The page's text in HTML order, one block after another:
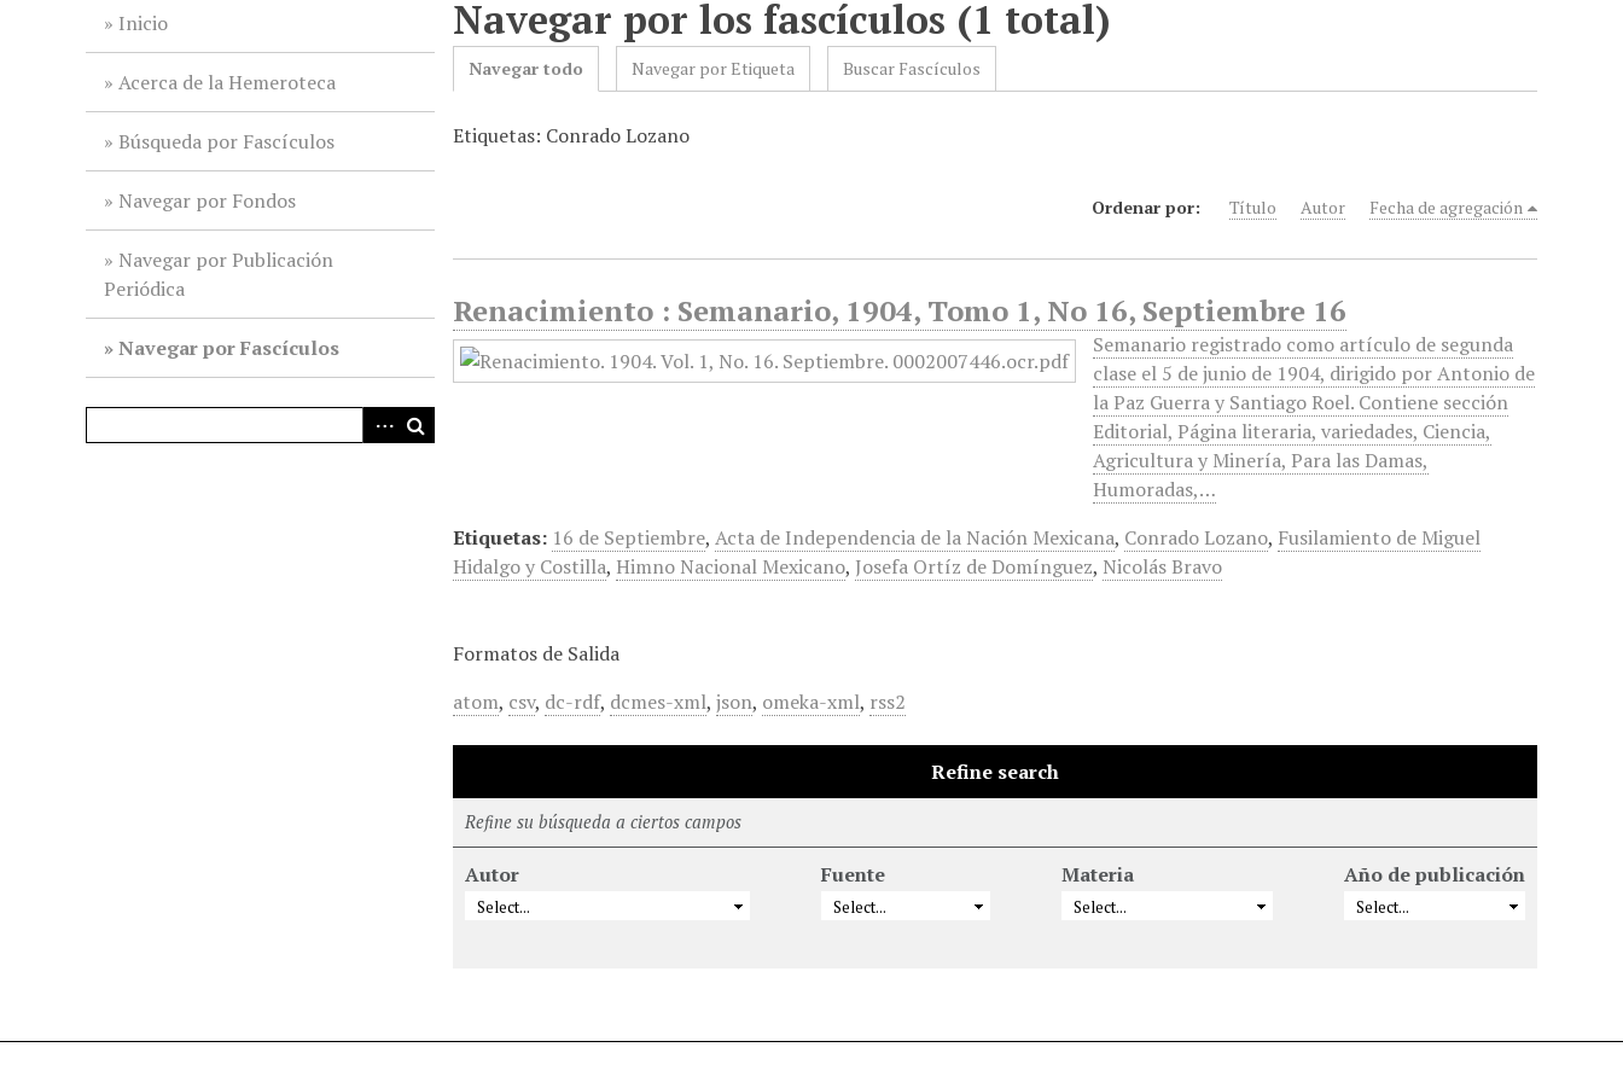
Inicio
Acerca de la Hemeroteca
Búsqueda por Fascículos
Navegar por Fondos
Navegar por Publicación
Periódica
Navegar por Fascículos
Navegar por los fascículos (1 total)
Navegar todo Navegar por Etiqueta Buscar Fascículos
Etiquetas: Conrado Lozano
Ordenar por: Título Autor Fecha de agregación
Renacimiento : Semanario, 1904, Tomo 1, No 16, Septiembre 16
Semanario registrado como artículo de segunda
clase el 5 de junio de 1904, dirigido por Antonio de
la Paz Guerra y Santiago Roel. Contiene sección
Editorial, Página literaria, variedades, Ciencia,
Agricultura y Minería, Para las Damas,
Humoradas,…
Etiquetas: 16 de Septiembre,Acta de Independencia de la Nación Mexicana, Conrado Lozano, Fusilamiento de Miguel
Hidalgo y Costilla, Himno Nacional Mexicano, Josefa Ortíz de Domínguez, Nicolás Bravo
Formatos de Salida
atom, csv, dc-rdf, dcmes-xml,json, omeka-xml, rss2
Refine search
Refine su búsqueda a ciertos campos
Autor Fuente Materia Año de publicación